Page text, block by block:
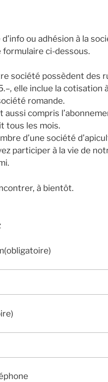
ou adhésion à la
ci-dessous.
société possèdent des
elle inclue la cotisation
romande.
aussi compris
tous les mois.
d’une société
participer à la vie de
à bientôt.